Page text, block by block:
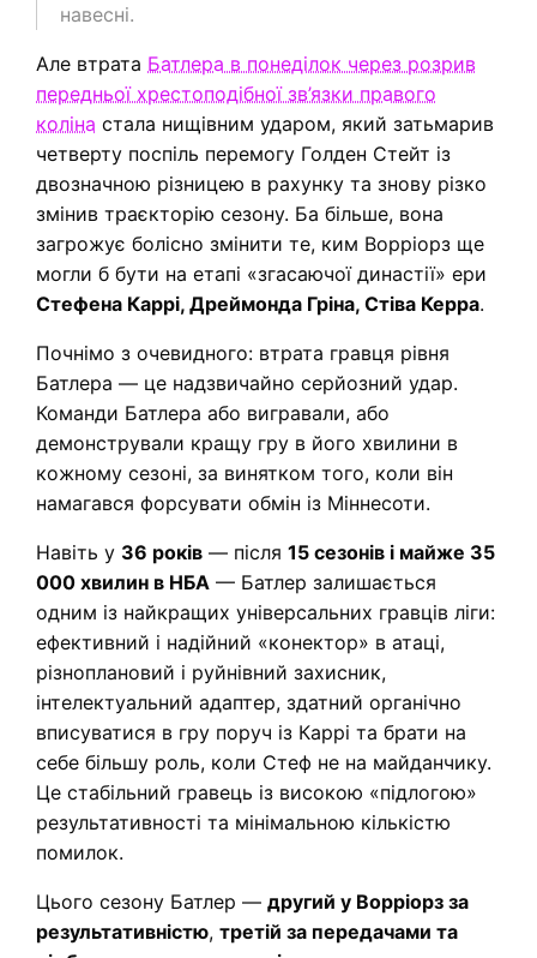
навесні.
Але втрата Батлера в понеділок через розрив
передньої хрестоподібної зв’язки правого
коліна стала нищівним ударом, який затьмарив
четверту поспіль перемогу Голден Стейт із
двозначною різницею в рахунку та знову різко
змінив траєкторію сезону. Ба більше, вона
загрожує болісно змінити те, ким Ворріорз ще
могли б бути на етапі «згасаючої династії» ери
Стефена Каррі, Дреймонда Гріна, Стіва Керра.
Почнімо з очевидного: втрата гравця рівня
Батлера — це надзвичайно серйозний удар.
Команди Батлера або вигравали, або
демонстрували кращу гру в його хвилини в
кожному сезоні, за винятком того, коли він
намагався форсувати обмін із Міннесоти.
Навіть у 36 років — після 15 сезонів і майже 35
000 хвилин в НБА — Батлер залишається
одним із найкращих універсальних гравців ліги:
ефективний і надійний «конектор» в атаці,
різноплановий і руйнівний захисник,
інтелектуальний адаптер, здатний органічно
вписуватися в гру поруч із Каррі та брати на
себе більшу роль, коли Стеф не на майданчику.
Це стабільний гравець із високою «підлогою»
результативності та мінімальною кількістю
помилок.
Цього сезону Батлер — другий у Ворріорз за
результативністю, третій за передачами та